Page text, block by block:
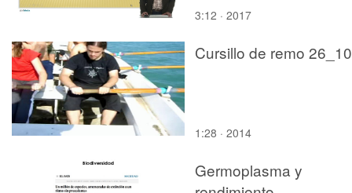
3:12 · 2017
Cursillo de remo 26_10
1:28 · 2014
Germoplasma y